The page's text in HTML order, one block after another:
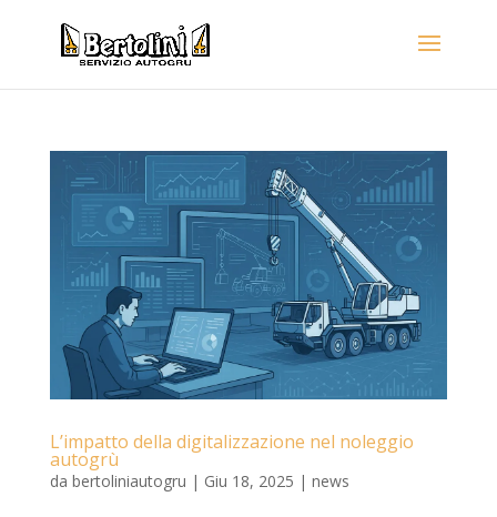
L’impatto della digitalizzazione nel noleggio
autogrù
da bertoliniautogru | Giu 18, 2025 | news